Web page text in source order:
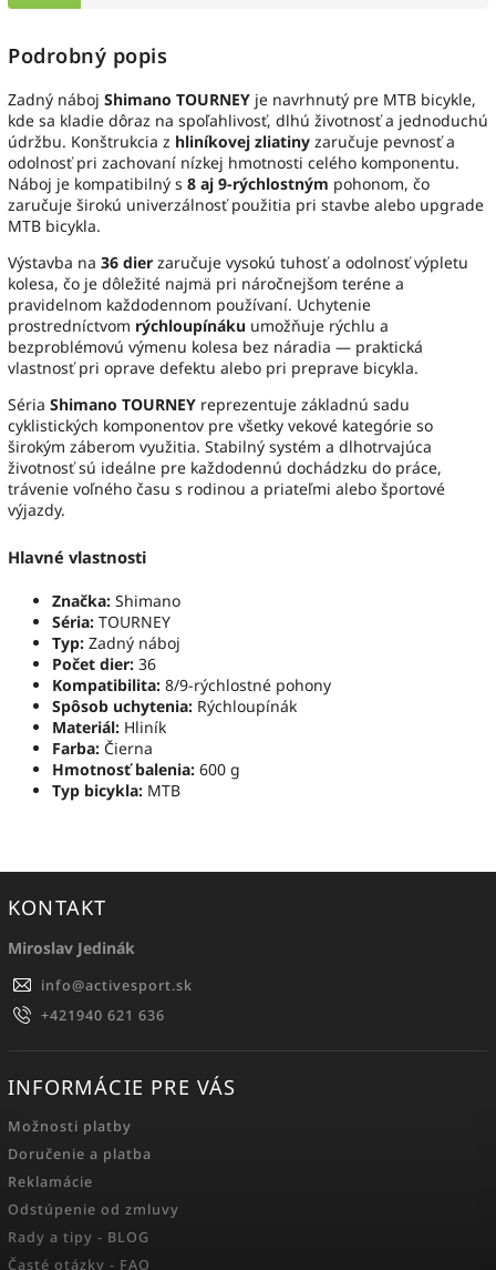
Podrobný popis
Zadný náboj Shimano TOURNEY je navrhnutý pre MTB bicykle,
kde sa kladie dôraz na spoľahlivosť, dlhú životnosť a jednoduchú
údržbu. Konštrukcia z hliníkovej zliatiny zaručuje pevnosť a
odolnosť pri zachovaní nízkej hmotnosti celého komponentu.
Náboj je kompatibilný s 8 aj 9-rýchlostným pohonom, čo
zaručuje širokú univerzálnosť použitia pri stavbe alebo upgrade
MTB bicykla.
Výstavba na 36 dier zaručuje vysokú tuhosť a odolnosť výpletu
kolesa, čo je dôležité najmä pri náročnejšom teréne a
pravidelnom každodennom používaní. Uchytenie
prostredníctvom rýchloupínáku umožňuje rýchlu a
bezproblémovú výmenu kolesa bez náradia — praktická
vlastnosť pri oprave defektu alebo pri preprave bicykla.
Séria Shimano TOURNEY reprezentuje základnú sadu
cyklistických komponentov pre všetky vekové kategórie so
širokým záberom využitia. Stabilný systém a dlhotrvajúca
životnosť sú ideálne pre každodennú dochádzku do práce,
trávenie voľného času s rodinou a priateľmi alebo športové
výjazdy.
Hlavné vlastnosti
Značka: Shimano
Séria: TOURNEY
Typ: Zadný náboj
Počet dier: 36
Kompatibilita: 8/9-rýchlostné pohony
Spôsob uchytenia: Rýchloupínák
Materiál: Hliník
Farba: Čierna
Hmotnosť balenia: 600 g
Typ bicykla: MTB
KONTAKT
Miroslav Jedinák
info@activesport.sk
+421940 621 636
INFORMÁCIE PRE VÁS
Možnosti platby
Doručenie a platba
Reklamácie
Odstúpenie od zmluvy
Rady a tipy - BLOG
Časté otázky - FAQ